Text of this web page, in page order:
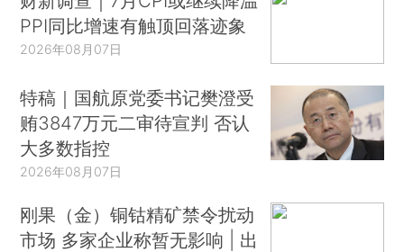
PPI同比增速有触顶回落迹象
2026年08月07日
特稿｜国航原党委书记樊澄受
贿3847万元二审待宣判 否认
大多数指控
2026年08月07日
刚果（金）铜钴精矿禁令扰动
市场 多家企业称暂无影响 | 出